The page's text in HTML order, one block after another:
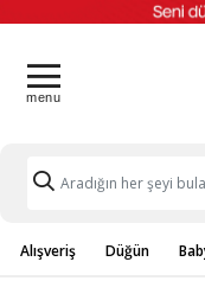
Alışveriş Düğün